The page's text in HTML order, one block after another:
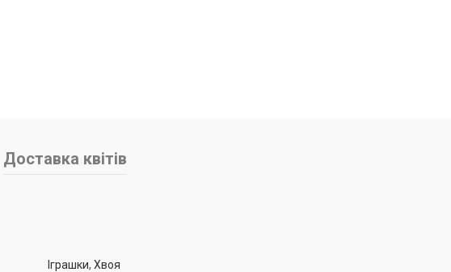
Доставка квітів
Іграшки, Хвоя